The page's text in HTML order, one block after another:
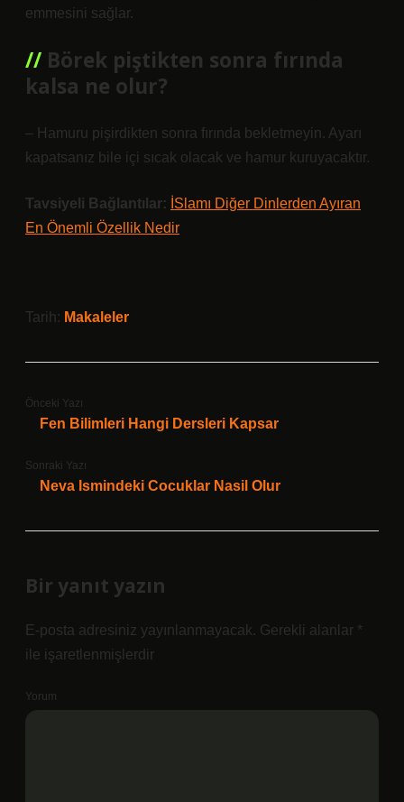
emmesini sağlar.
Börek piştikten sonra fırında
kalsa ne olur?
– Hamuru pişirdikten sonra fırında bekletmeyin. Ayarı
kapatsanız bile içi sıcak olacak ve hamur kuruyacaktır.
Tavsiyeli Bağlantılar: İSlamı Diğer Dinlerden Ayıran
En Önemli Özellik Nedir
Tarih: Makaleler
Önceki Yazı
Fen Bilimleri Hangi Dersleri Kapsar
Sonraki Yazı
Neva Ismindeki Cocuklar Nasil Olur
Bir yanıt yazın
E-posta adresiniz yayınlanmayacak. Gerekli alanlar *
ile işaretlenmişlerdir
Yorum